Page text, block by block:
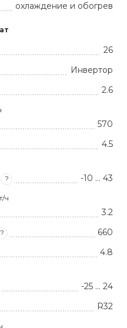
охлаждение и обогрев
26
Инвертор
2.6
570
4.5
? -10 … 43
ч
3.2
? 660
4.8
-25 … 24
R32